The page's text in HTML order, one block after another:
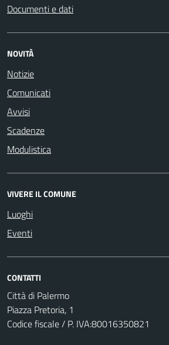
Documenti e dati
NOVITÀ
Notizie
Comunicati
Avvisi
Scadenze
Modulistica
VIVERE IL COMUNE
Luoghi
Eventi
CONTATTI
Città di Palermo
Piazza Pretoria, 1
Codice fiscale / P. IVA:80016350821